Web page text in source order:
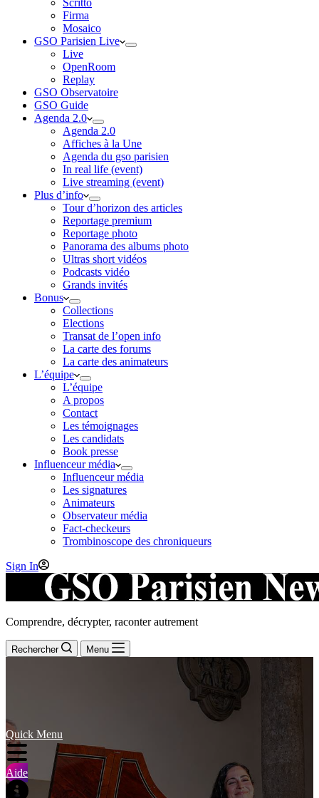
Scritto
Firma
Mosaico
GSO Parisien Live
Live
OpenRoom
Replay
GSO Observatoire
GSO Guide
Agenda 2.0
Agenda 2.0
Affiches à la Une
Agenda du gso parisien
In real life (event)
Live streaming (event)
Plus d’info
Tour d’horizon des articles
Reportage premium
Reportage photo
Panorama des albums photo
Ultras short vidéos
Podcasts vidéo
Grands invités
Bonus
Collections
Elections
Transat de l’open info
La carte des forums
La carte des animateurs
L’équipe
L’équipe
A propos
Contact
Les témoignages
Les candidats
Book presse
Influenceur média
Influenceur média
Les signatures
Animateurs
Observateur média
Fact-checkeurs
Trombinoscope des chroniqueurs
Sign In
Comprendre, décrypter, raconter autrement
Rechercher Menu
Quick Menu
Aide